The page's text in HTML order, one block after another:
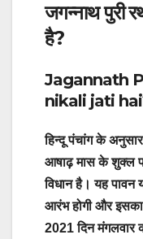
जगन्नाथ पुरी
है?
Jagannath
nikali jati
हिन्दू पंचांग के
आषाढ़ मास के शुक्ल
विधान है। यह
आरंभ होगी और इसका
2021 दिन मंगलवार